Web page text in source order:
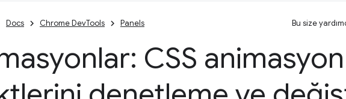
Docs Chrome DevTools Panels Bu size
CSS animasyon